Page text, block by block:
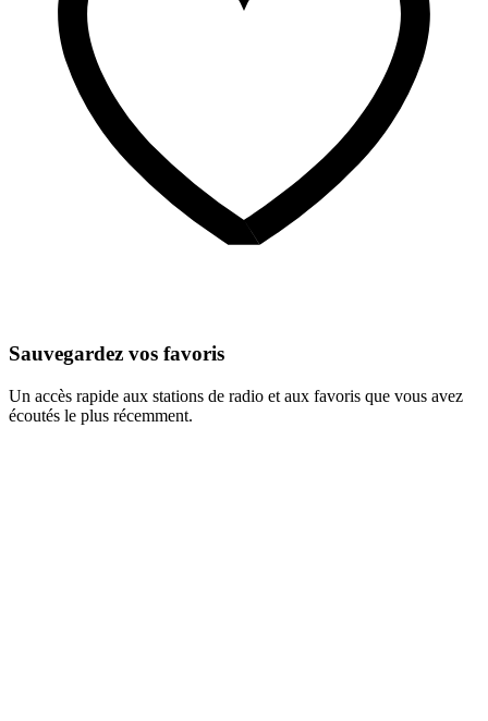
Sauvegardez vos favoris
Un accès rapide aux stations de radio et aux favoris que vous avez
écoutés le plus récemment.